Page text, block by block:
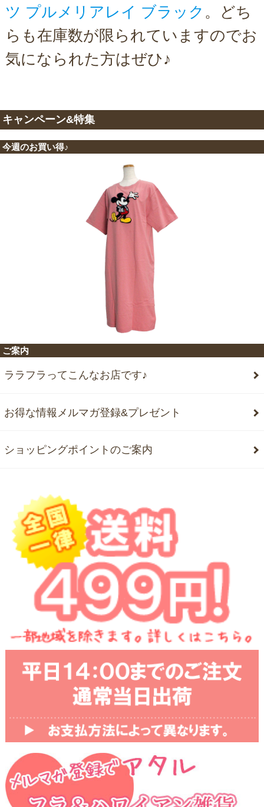
ツ プルメリアレイ ブラック 。どち
らも在庫数が限られていますのでお
気になられた方はぜひ♪
キャンペーン&特集
今週のお買い得♪
ご案内
ララフラってこんなお店です♪
お得な情報メルマガ登録&プレゼント
ショッピングポイントのご案内